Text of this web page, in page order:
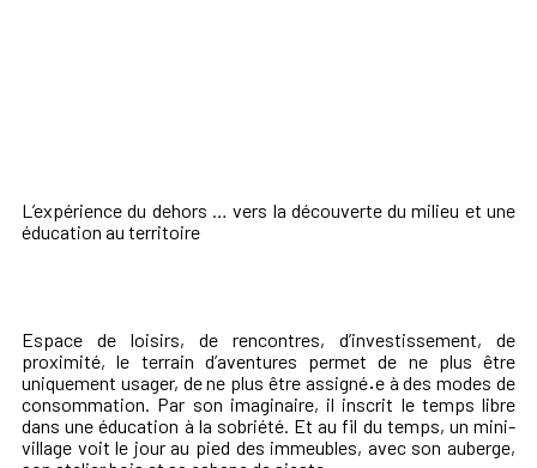
L’expérience du dehors … vers la découverte du milieu et une
éducation au territoire
Espace de loisirs, de rencontres, d’investissement, de
proximité, le terrain d’aventures permet de ne plus être
uniquement usager, de ne plus être assigné·e à des modes de
consommation. Par son imaginaire, il inscrit le temps libre
dans une éducation à la sobriété. Et au fil du temps, un mini-
village voit le jour au pied des immeubles, avec son auberge,